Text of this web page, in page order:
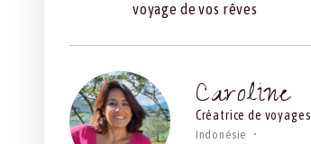
voyage de vos rêves
Caroline
Créatrice de voyages
Indonésie